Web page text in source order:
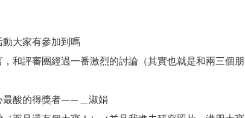
大家有參加到嗎
和評審團經過一番激烈的討論（其實也就是和兩三個朋
最酸的得獎者——＿淑娟